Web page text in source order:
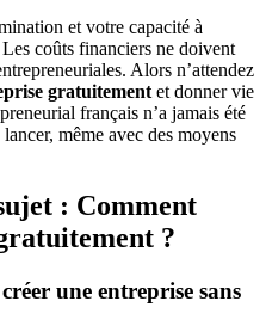
et votre capacité à
coûts financiers ne doivent
Alors n’attendez
gratuitement et donner vie
français n’a jamais été
même avec des moyens
: Comment
?
une entreprise sans